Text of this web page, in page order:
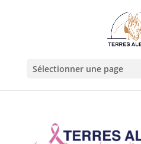
Sélectionner une page